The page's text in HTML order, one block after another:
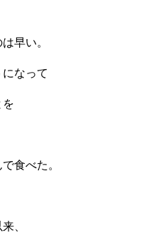
早い。
なって
を
食べた。
、